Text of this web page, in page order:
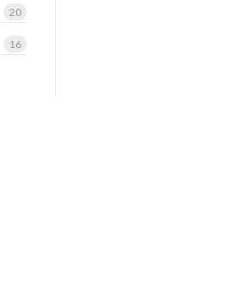
20
16